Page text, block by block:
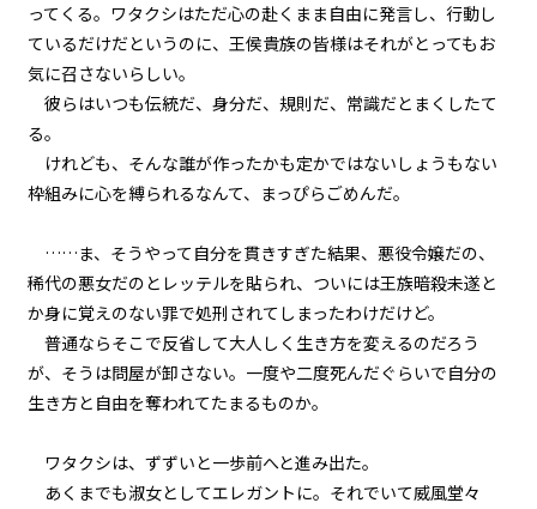
ビューワー設定
小 中
フォント
明朝
episode20
悪役令嬢、0＋0＝0だから地獄で
幕間狂言：正ヒロイン、ずっと自
分のターンを確信する。しかし、
その陰でもう一人…。
episode22
小休止：悪役令嬢、地獄でグルメ
紀行。《台湾ラーメン編》
episode23
悪役令嬢、武器を所望する。
悪役令嬢、現在の地獄の統治状況
を知る。
ってくる。ワタクシはただ心の赴くまま自由に発言し、行動し
ているだけだというのに、王侯貴族の皆様はそれがとってもお
気に召さないらしい。
彼らはいつも伝統だ、身分だ、規則だ、常識だとまくしたて
る。
けれども、そんな誰が作ったかも定かではないしょうもない
枠組みに心を縛られるなんて、まっぴらごめんだ。
……ま、そうやって自分を貫きすぎた結果、悪役令嬢だの、
稀代の悪女だのとレッテルを貼られ、ついには王族暗殺未遂と
か身に覚えのない罪で処刑されてしまったわけだけど。
普通ならそこで反省して大人しく生き方を変えるのだろう
が、そうは問屋が卸さない。一度や二度死んだぐらいで自分の
生き方と自由を奪われてたまるものか。
ワタクシは、ずずいと一歩前へと進み出た。
あくまでも淑女としてエレガントに。それでいて威風堂々